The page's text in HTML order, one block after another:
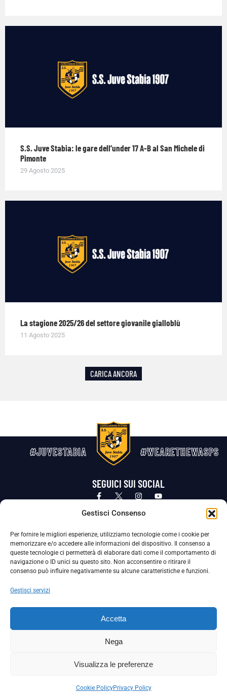
Gestisci Consenso
Per fornire le migliori esperienze, utilizziamo tecnologie come i cookie per
memorizzare e/o accedere alle informazioni del dispositivo. Il consenso a
queste tecnologie ci permetterà di elaborare dati come il comportamento di
navigazione o ID unici su questo sito. Non acconsentire o ritirare il
consenso può influire negativamente su alcune caratteristiche e funzioni.
Gestisci servizi
Accetta
Nega
Visualizza le preferenze
Cookie PolicyPrivacy Policy
S.S. Juve Stabia: le gare dell’under 17 A-B al San Michele di
Pimonte
29 Agosto 2025
La stagione 2025/26 del settore giovanile gialloblù
11 Agosto 2025
CARICA ANCORA
#JUVESTABIA #WEARETHEWASPS
SEGUICI SUI SOCIAL
Privacy Policy Cookie Policy
La Società ha nominato il Responsabile della Protezione dei Dati Personali (DPO), figura specializzata che vigila sulle modalità
adottate dalla nostra Società per tutelare i Suoi dati personali.
Per contattare il DPO può scrivere a
La Società ha inoltre adottato un proprio Codice Etico, consultabile al seguente link:
Scarica il Codice Etico
Copyright © 2024 – S.S. JUVE STABIA 1907 | P.IVA: 04246411211 | Tutti i diritti sono riservati | Made with